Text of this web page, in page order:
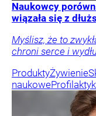
Naukowcy
wiązała się z
Myślisz, że to
chroni serce i
ProduktyŻywienie
naukowe